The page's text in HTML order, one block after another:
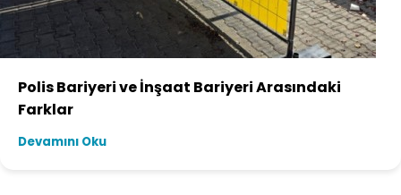
Polis Bariyeri ve İnşaat Bariyeri Arasındaki
Farklar
Devamını Oku